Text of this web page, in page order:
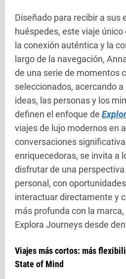
Diseñado para recibir a sus
huéspedes, este viaje
la conexión auténtica y la
largo de la navegación,
de una serie de momentos
seleccionados, acercando
ideas, las personas y los
definen el enfoque de
viajes de lujo modernos en
conversaciones
enriquecedoras, se invita a
disfrutar de una
personal, con
interactuar directamente y
más profunda con la
Explora Journeys desde
Viajes más cortos: más
State of Mind